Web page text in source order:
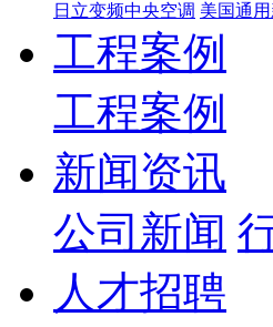
日立变频中央空调 美国通
工程案例
工程案例
新闻资讯
公司新闻
人才招聘